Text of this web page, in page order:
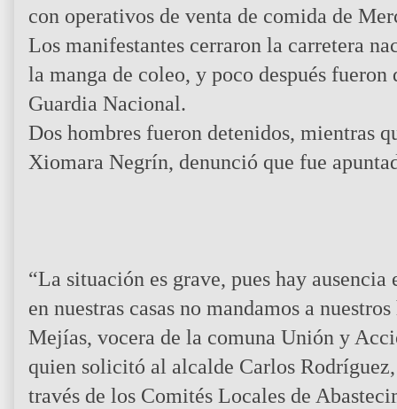
con operativos de venta de comida de
Los manifestantes cerraron la carretera
la manga de coleo, y poco después
Guardia Nacional.
Dos hombres fueron detenidos, mientras
Xiomara Negrín, denunció que fue
“La situación es grave, pues hay
en nuestras casas no mandamos a
Mejías, vocera de la comuna Unión y
quien solicitó al alcalde Carlos
través de los Comités Locales de